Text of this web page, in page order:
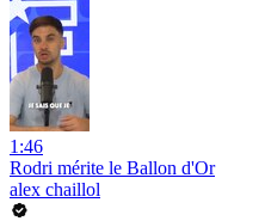
1:46
Rodri mérite le Ballon d'Or
alex chaillol